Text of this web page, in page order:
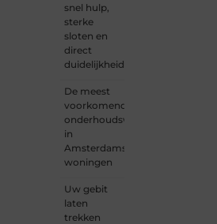
snel hulp,
sterke
sloten en
direct
duidelijkheid
De meest
voorkomende
onderhoudswerkzaamheden
in
Amsterdamse
woningen
Uw gebit
laten
trekken